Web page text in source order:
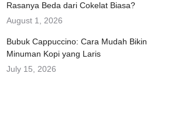
Rasanya Beda dari Cokelat Biasa?
August 1, 2026
Bubuk Cappuccino: Cara Mudah Bikin
Minuman Kopi yang Laris
July 15, 2026